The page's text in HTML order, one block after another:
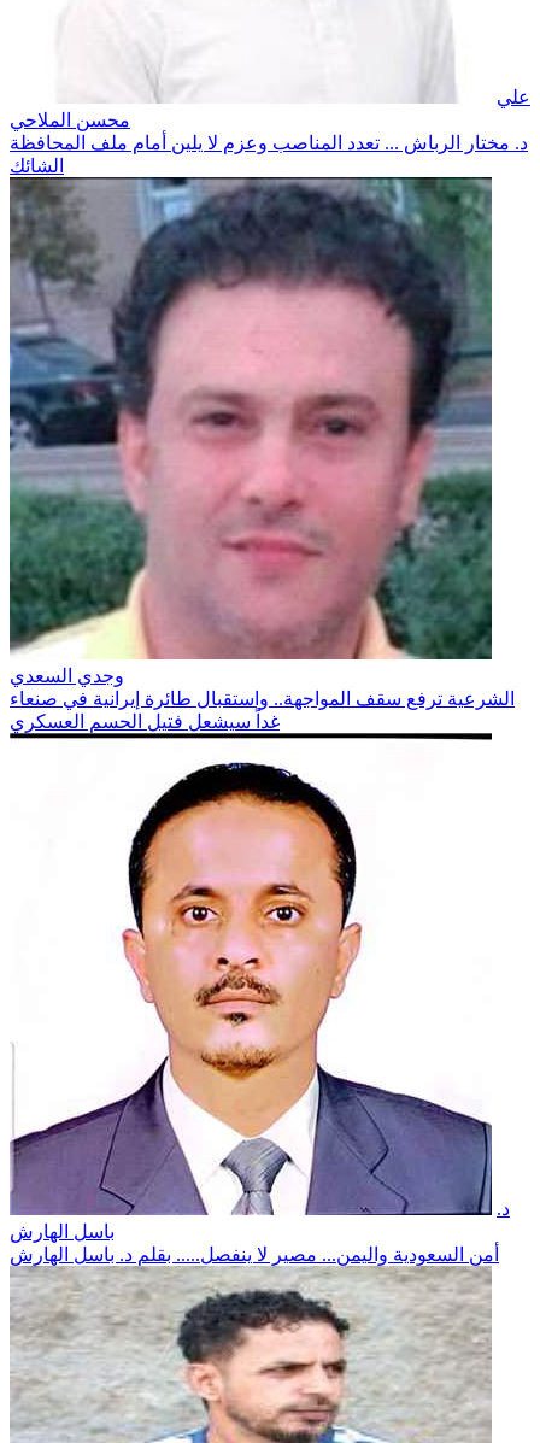
علي
محسن الملاحي
د. مختار الرباش ... تعدد المناصب وعزم لا يلين أمام ملف المحافظة
الشائك
وجدي السعدي
الشرعية ترفع سقف المواجهة.. واستقبال طائرة إيرانية في صنعاء
غداً سيشعل فتيل الحسم العسكري
د.
باسل الهارش
أمن السعودية واليمن... مصير لا ينفصل..... بقلم د. باسل الهارش